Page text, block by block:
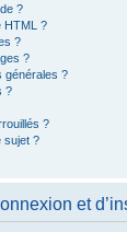
?
HTML ?
?
?
générales ?
?
?
sujet ?
et